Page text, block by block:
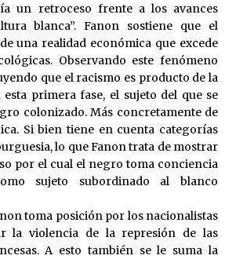
un retroceso frente a los avances
blanca”. Fanon sostiene que el
una realidad económica que excede
Observando este fenómeno
que el racismo es producto de la
primera fase, el sujeto del que se
colonizado. Más concretamente de
Si bien tiene en cuenta categorías
lo que Fanon trata de mostrar
por el cual el negro toma conciencia
sujeto subordinado al blanco
toma posición por los nacionalistas
la violencia de la represión de las
A esto también se le suma la